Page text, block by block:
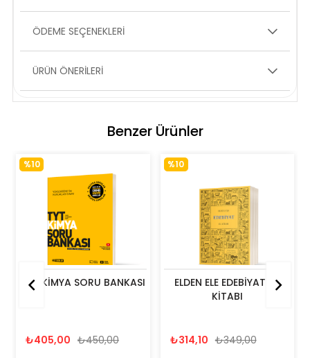
ÖDEME SEÇENEKLERI
ÜRÜN ÖNERILERI
Benzer Ürünler
TYT KİMYA SORU BANKASI
₺405,00 ₺450,00
%10
ELDEN ELE EDEBİYAT EL
KİTABI
₺314,10 ₺349,00
%10